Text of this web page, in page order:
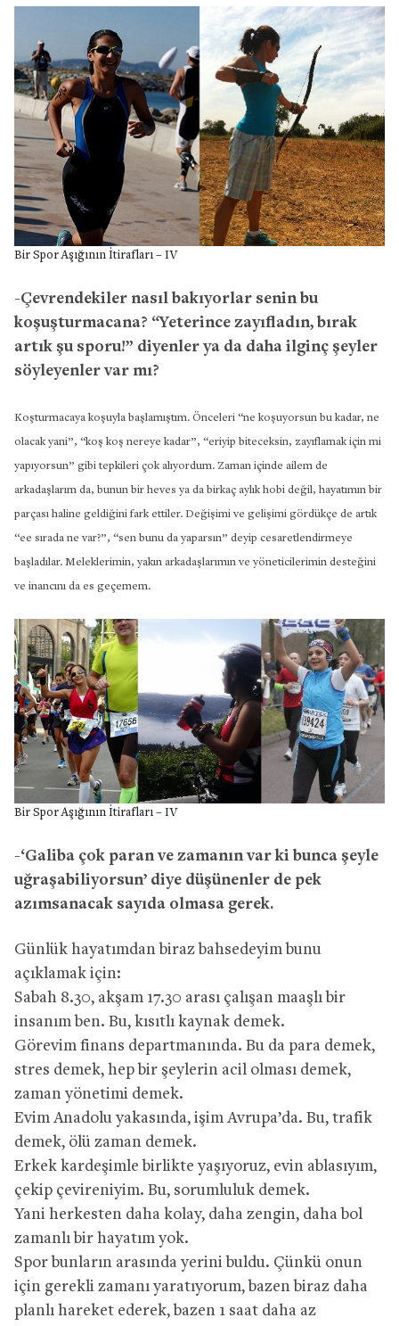
Bir Spor Aşığının İtirafları – IV
-Çevrendekiler nasıl bakıyorlar senin bu
koşuşturmacana? “Yeterince zayıfladın, bırak
artık şu sporu!” diyenler ya da daha ilginç şeyler
söyleyenler var mı?
Koşturmacaya koşuyla başlamıştım. Önceleri “ne koşuyorsun bu kadar, ne
olacak yani”, “koş koş nereye kadar”, “eriyip biteceksin, zayıflamak için mi
yapıyorsun” gibi tepkileri çok alıyordum. Zaman içinde ailem de
arkadaşlarım da, bunun bir heves ya da birkaç aylık hobi değil, hayatımın bir
parçası haline geldiğini fark ettiler. Değişimi ve gelişimi gördükçe de artık
“ee sırada ne var?”, “sen bunu da yaparsın” deyip cesaretlendirmeye
başladılar. Meleklerimin, yakın arkadaşlarımın ve yöneticilerimin desteğini
ve inancını da es geçemem.
Bir Spor Aşığının İtirafları – IV
-‘Galiba çok paran ve zamanın var ki bunca şeyle
uğraşabiliyorsun’ diye düşünenler de pek
azımsanacak sayıda olmasa gerek.
Günlük hayatımdan biraz bahsedeyim bunu
açıklamak için:
Sabah 8.30, akşam 17.30 arası çalışan maaşlı bir
insanım ben. Bu, kısıtlı kaynak demek.
Görevim finans departmanında. Bu da para demek,
stres demek, hep bir şeylerin acil olması demek,
zaman yönetimi demek.
Evim Anadolu yakasında, işim Avrupa’da. Bu, trafik
demek, ölü zaman demek.
Erkek kardeşimle birlikte yaşıyoruz, evin ablasıyım,
çekip çevireniyim. Bu, sorumluluk demek.
Yani herkesten daha kolay, daha zengin, daha bol
zamanlı bir hayatım yok.
Spor bunların arasında yerini buldu. Çünkü onun
için gerekli zamanı yaratıyorum, bazen biraz daha
planlı hareket ederek, bazen 1 saat daha az